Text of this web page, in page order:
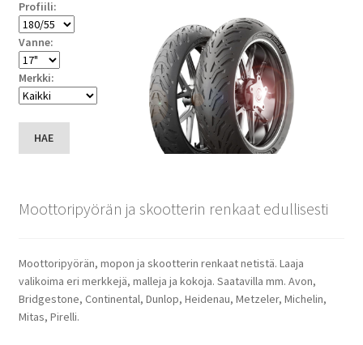
Profiili:
Vanne:
Merkki:
HAE
Moottoripyörän ja skootterin renkaat edullisesti
Moottoripyörän, mopon ja skootterin renkaat netistä. Laaja
valikoima eri merkkejä, malleja ja kokoja. Saatavilla mm. Avon,
Bridgestone, Continental, Dunlop, Heidenau, Metzeler, Michelin,
Mitas, Pirelli.